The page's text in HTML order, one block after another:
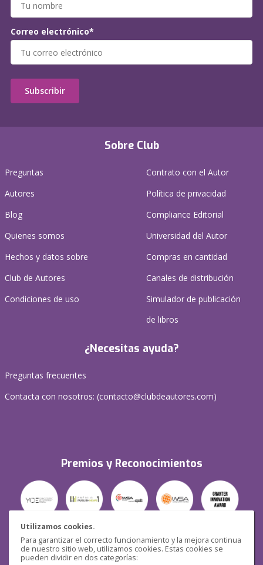
Utilizamos cookies.
Para garantizar el correcto funcionamiento y la mejora continua
de nuestro sitio web, utilizamos cookies. Estas cookies se
pueden dividir en dos categorías:
Sobre Club
Preguntas
Autores
Blog
Quienes somos
Hechos y datos sobre
Club de Autores
Condiciones de uso
Contrato con el Autor
Política de privacidad
Compliance Editorial
Universidad del Autor
Compras en cantidad
Canales de distribución
Simulador de publicación
de libros
¿Necesitas ayuda?
Preguntas frecuentes
Contacta con nosotros: (contacto@clubdeautores.com)
Premios y Reconocimientos
Seguridad
Correo electrónico*
Subscribir